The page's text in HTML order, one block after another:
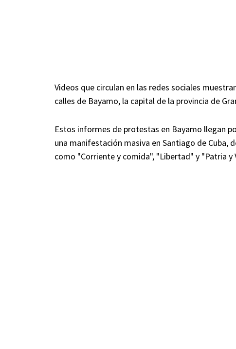
Videos que circulan en las redes sociales
calles de Bayamo, la capital de la provincia de
Estos informes de protestas en Bayamo llegan
una manifestación masiva en Santiago de
como "Corriente y comida", "Libertad" y "Patria y